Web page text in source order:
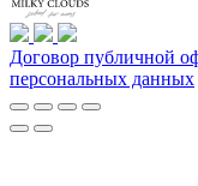
Договор публичной
персональных данных